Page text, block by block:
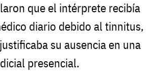
que el intérprete recibía
diario debido al tinnitus,
su ausencia en una
presencial.